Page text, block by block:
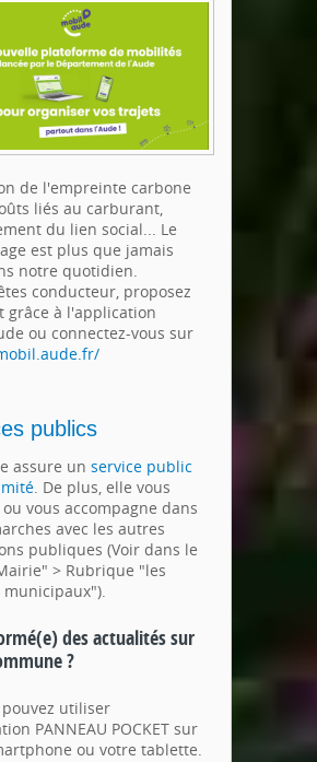
de l'empreinte carbone
liés au carburant,
du lien social... Le
est plus que jamais
notre quotidien.
conducteur, proposez
grâce à l'application
ou connectez-vous sur
publics
assure un service public
. De plus, elle vous
vous accompagne dans
avec les autres
publiques (Voir dans le
> Rubrique "les
municipaux").
des actualités sur
?
pouvez utiliser
PANNEAU POCKET sur
ou votre tablette.